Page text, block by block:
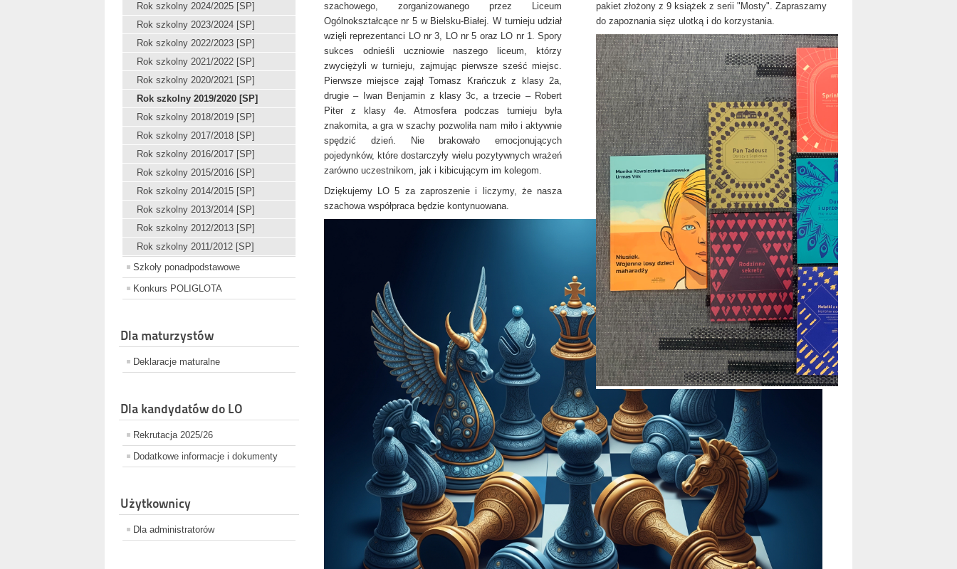
Rok szkolny 2024/2025 [SP]
Rok szkolny 2023/2024 [SP]
Rok szkolny 2022/2023 [SP]
Rok szkolny 2021/2022 [SP]
Rok szkolny 2020/2021 [SP]
Rok szkolny 2019/2020 [SP]
Rok szkolny 2018/2019 [SP]
Rok szkolny 2017/2018 [SP]
Rok szkolny 2016/2017 [SP]
Rok szkolny 2015/2016 [SP]
Rok szkolny 2014/2015 [SP]
Rok szkolny 2013/2014 [SP]
Rok szkolny 2012/2013 [SP]
Rok szkolny 2011/2012 [SP]
Szkoły ponadpodstawowe
Konkurs POLIGLOTA
Dla maturzystów
Deklaracje maturalne
Dla kandydatów do LO
Rekrutacja 2025/26
Dodatkowe informacje i dokumenty
Użytkownicy
Dla administratorów
szachowego, zorganizowanego przez Liceum
Ogólnokształcące nr 5 w Bielsku-Białej. W turnieju udział
wzięli reprezentanci LO nr 3, LO nr 5 oraz LO nr 1. Spory
sukces odnieśli uczniowie naszego liceum, którzy
zwyciężyli w turnieju, zajmując pierwsze sześć miejsc.
Pierwsze miejsce zajął Tomasz Krańczuk z klasy 2a,
drugie – Iwan Benjamin z klasy 3c, a trzecie – Robert
Piter z klasy 4e. Atmosfera podczas turnieju była
znakomita, a gra w szachy pozwoliła nam miło i aktywnie
spędzić dzień. Nie brakowało emocjonujących
pojedynków, które dostarczyły wielu pozytywnych wrażeń
zarówno uczestnikom, jak i kibicującym im kolegom.
Dziękujemy LO 5 za zaproszenie i liczymy, że nasza
szachowa współpraca będzie kontynuowana.
pakiet złożony z 9 książek z serii "Mosty". Zapraszamy
do zapoznania sięz ulotką i do korzystania.